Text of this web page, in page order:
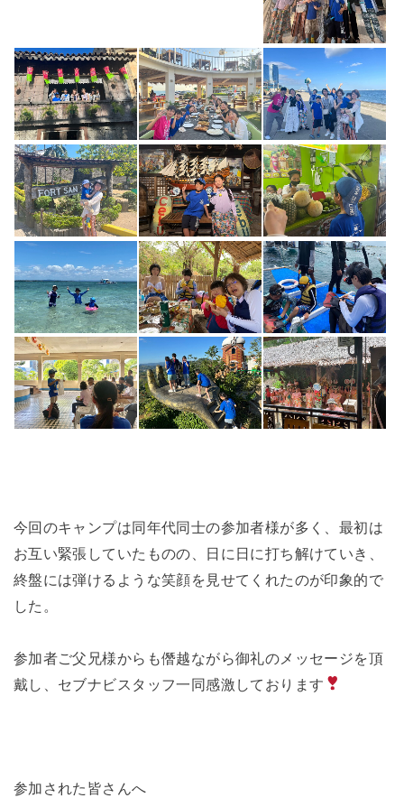
今回のキャンプは同年代同士の参加者様が多く、最初は
お互い緊張していたものの、日に日に打ち解けていき、
終盤には弾けるような笑顔を見せてくれたのが印象的で
した。
参加者ご父兄様からも僭越ながら御礼のメッセージを頂
戴し、セブナビスタッフ一同感激しております
参加された皆さんへ